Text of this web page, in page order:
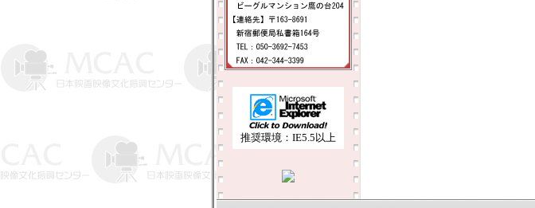
推奨環境：IE5.5以上